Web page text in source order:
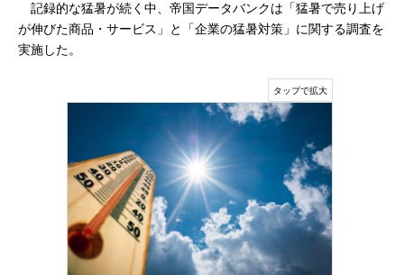
記録的な猛暑が続く中、帝国データバンクは「猛暑で売り上げ
が伸びた商品・サービス」と「企業の猛暑対策」に関する調査を
実施した。